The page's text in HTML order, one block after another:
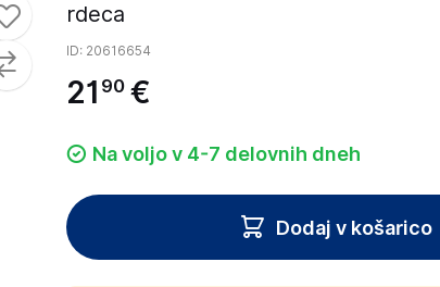
rdeca
ID: 20616654
21 90 €
Na voljo v 4-7 delovnih dneh
Dodaj v košarico